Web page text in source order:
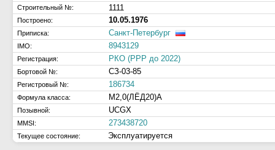
Строительный №: 1111
Построено: 10.05.1976
Приписка: Санкт-Петербург
IMO: 8943129
Регистрация: РКО (РРР до 2022)
Бортовой №: СЗ-03-85
Регистровый №: 186734
Формула класса: М2,0(ЛЁД20)А
Позывной: UCGX
MMSI: 273438720
Текущее состояние: Эксплуатируется